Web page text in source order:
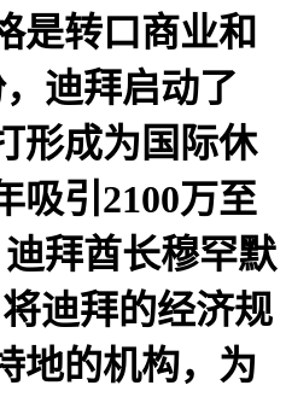
是转口商业和
迪拜启动了
形成为国际休
吸引2100万至
拜酋长穆罕默
迪拜的经济规
地的机构，为